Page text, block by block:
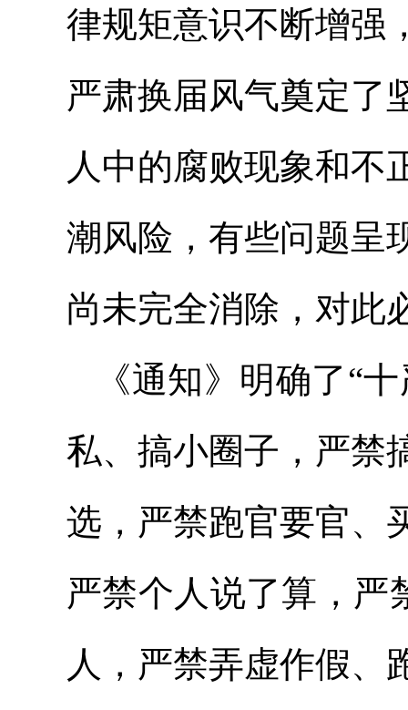
律规矩意识不断增强
严肃换届风气奠定了
人中的腐败现象和不
潮风险，有些问题呈
尚未完全消除，对此
《通知》明确了“
私、搞小圈子，严禁
选，严禁跑官要官、
严禁个人说了算，严
人，严禁弄虚作假、